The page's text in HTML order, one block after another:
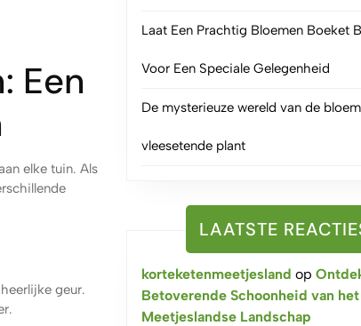
Een
elke tuin. Als
geur.
Laat Een Prachtig Bloemen Boeket
Voor Een Speciale Gelegenheid
De mysterieuze wereld van de bloem
vleesetende plant
LAATSTE
korteketenmeetjesland op
Betoverende Schoonheid van het
Meetjeslandse Landschap